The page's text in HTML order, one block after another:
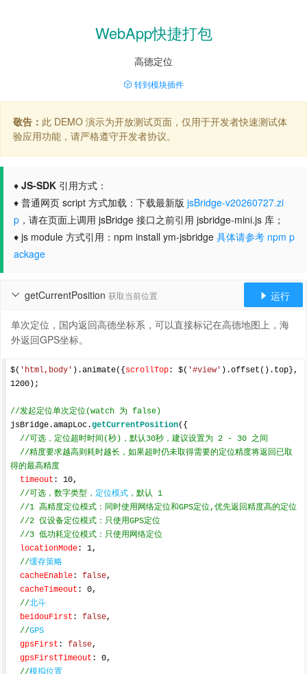
WebApp快捷打包
高德定位
转到模块插件
敬告： 此 DEMO 演示为开放测试页面，仅用于开发者快速测试体
验应用功能，请严格遵守开发者协议。
♦ JS-SDK 引用方式：
♦ 普通网页 script 方式加载：下载最新版 jsBridge-v20260727.zi
p ，请在页面上调用 jsBridge 接口之前引用 jsbridge-mini.js 库；
♦ js module 方式引用：npm install ym-jsbridge 具体请参考 npm p
ackage
getCurrentPosition 获取当前位置
  运行
单次定位，国内返回高德坐标系，可以直接标记在高德地图上，海
外返回GPS坐标。
$( 'html,body' ).animate({ scrollTop: $( '#view'
1200 );
//发起定位单次定位(watch 为 false)
jsBridge.amapLoc.getCurrentPosition({
//可选，定位超时时间(秒)，默认30秒，建议设置为 2 - 30 之间
//精度要求越高则耗时越长，如果超时仍未取得需要的定位精度将返回已取
得的最高精度
timeout : 10,
//可选，数字类型， 定位模式 ，默认 1
//1 高精度定位模式：同时使用网络定位和GPS定位,优先返回精度高的定位
//2 仅设备定位模式：只使用GPS定位
//3 低功耗定位模式：只使用网络定位
locationMode: 1,
//缓存策略
cacheEnable: false,
cacheTimeout : 0,
//北斗
beidouFirst : false,
//GPS
gpsFirst : false,
gpsFirstTimeout : 0,
//模拟位置